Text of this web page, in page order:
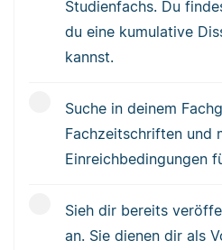
Studienfachs. Du
du eine kumulative
kannst.
Suche in deinem
Fachzeitschriften und
Einreichbedingungen
Sieh dir bereits
an. Sie dienen dir als